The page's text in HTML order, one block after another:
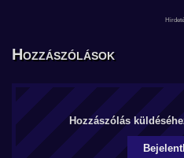
Hozzászólások
Hozzászólás